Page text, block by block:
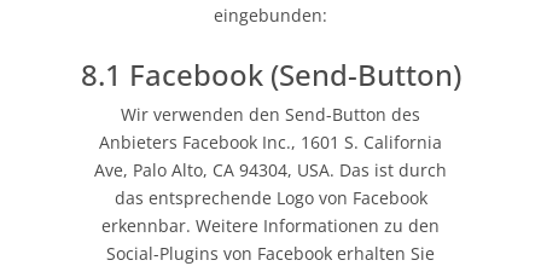
eingebunden:
8.1 Facebook (Send-Button)
Wir verwenden den Send-Button des
Anbieters Facebook Inc., 1601 S. California
Ave, Palo Alto, CA 94304, USA. Das ist durch
das entsprechende Logo von Facebook
erkennbar. Weitere Informationen zu den
Social-Plugins von Facebook erhalten Sie